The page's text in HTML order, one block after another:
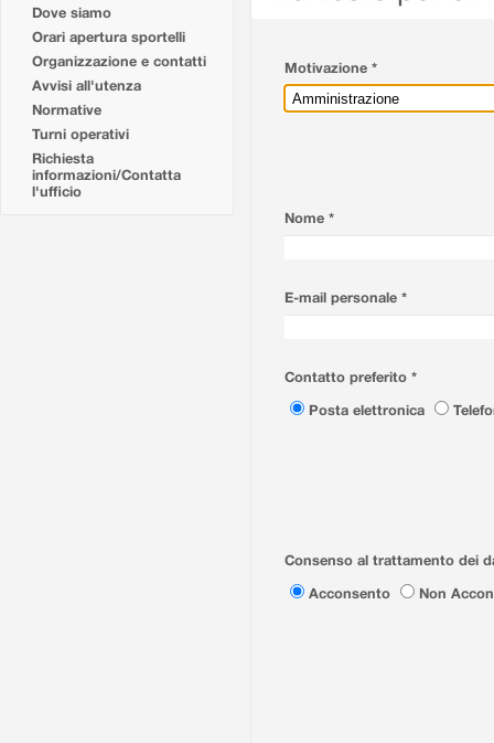
Dove siamo
Orari apertura sportelli
Organizzazione e contatti
Avvisi all'utenza
Normative
Turni operativi
Richiesta
informazioni/Contatta
l'ufficio
Motivazione *
Nome *
E-mail personale *
Contatto preferito *
Posta elettronica
Consenso al trattamento dei
Acconsento
Non